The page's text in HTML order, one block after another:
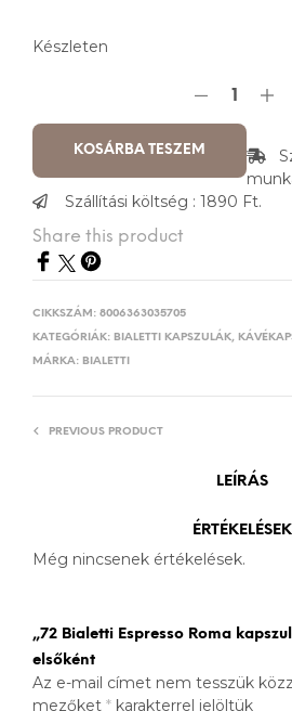
Készleten
KOSÁRBA TESZEM
Szállítási költség : 1890 Ft.
Share this product
CIKKSZÁM: 8006363035705
KATEGÓRIÁK: BIALETTI KAPSZULÁK,
MÁRKA: BIALETTI
PREVIOUS PRODUCT
LEÍRÁS
ÉRTÉKELÉSEK
Még nincsenek értékelések.
„72 Bialetti Espresso Roma
elsőként
Az e-mail címet nem tesszük
mezőket * karakterrel jelöltük